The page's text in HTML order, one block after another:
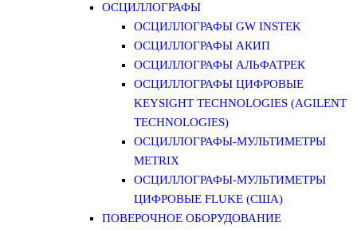
ОСЦИЛЛОГРАФЫ
ОСЦИЛЛОГРАФЫ GW INSTEK
ОСЦИЛЛОГРАФЫ АКИП
ОСЦИЛЛОГРАФЫ АЛЬФАТРЕК
ОСЦИЛЛОГРАФЫ ЦИФРОВЫЕ
KEYSIGHT TECHNOLOGIES (AGILENT
TECHNOLOGIES)
ОСЦИЛЛОГРАФЫ-МУЛЬТИМЕТРЫ
METRIX
ОСЦИЛЛОГРАФЫ-МУЛЬТИМЕТРЫ
ЦИФРОВЫЕ FLUKE (США)
ПОВЕРОЧНОЕ ОБОРУДОВАНИЕ